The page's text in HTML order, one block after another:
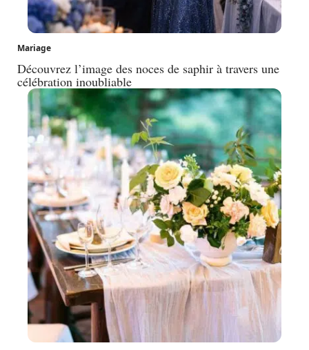
Mariage
Découvrez l’image des noces de saphir à travers une
célébration inoubliable